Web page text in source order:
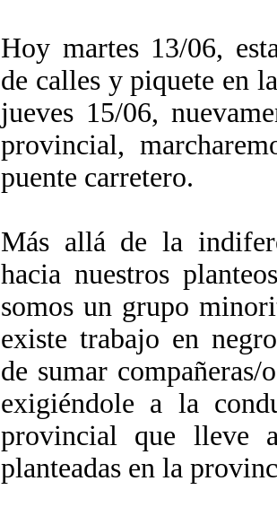
Hoy martes 13/06,
de calles y piquete en
jueves 15/06,
provincial,
puente carretero.
Más allá de la
hacia nuestros
somos un grupo
existe trabajo en
de sumar compañeras/
exigiéndole a la
provincial que lleve
planteadas en la